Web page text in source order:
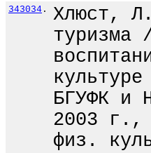
343034 .
Хлюст,
БГУФК и
2003 г.,
физ.